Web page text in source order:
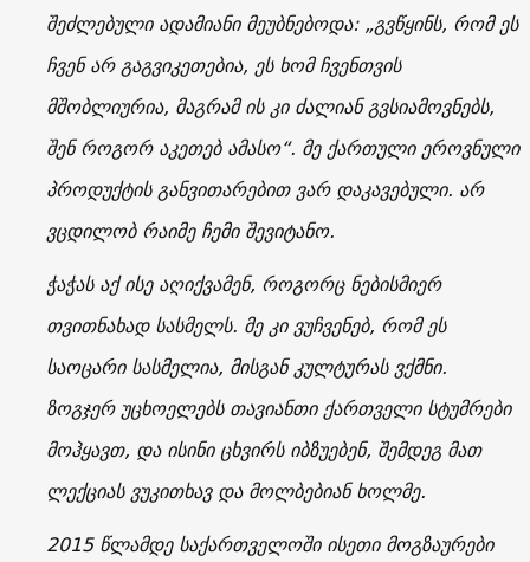
შეძლებული ადამიანი მეუბნებოდა: „გვწყინს, რომ ეს
ჩვენ არ გაგვიკეთებია, ეს ხომ ჩვენთვის
მშობლიურია, მაგრამ ის კი ძალიან გვსიამოვნებს,
შენ როგორ აკეთებ ამასო“. მე ქართული ეროვნული
პროდუქტის განვითარებით ვარ დაკავებული. არ
ვცდილობ რაიმე ჩემი შევიტანო.
ჭაჭას აქ ისე აღიქვამენ, როგორც ნებისმიერ
თვითნახად სასმელს. მე კი ვუჩვენებ, რომ ეს
საოცარი სასმელია, მისგან კულტურას ვქმნი.
ზოგჯერ უცხოელებს თავიანთი ქართველი სტუმრები
მოჰყავთ, და ისინი ცხვირს იბზუებენ, შემდეგ მათ
ლექციას ვუკითხავ და მოლბებიან ხოლმე.
2015 წლამდე საქართველოში ისეთი მოგზაურები